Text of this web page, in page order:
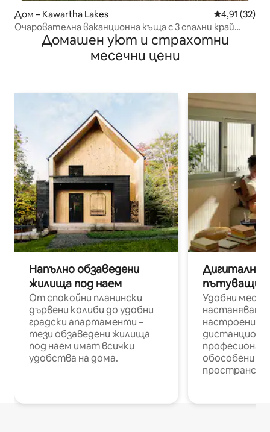
Дом – Kawartha Lakes Средна
4,91 (32)
Очарователна ваканционна къща с 3 спални край
езеро с басейн
Домашен уют и страхотни
месечни цени
Напълно обзаведени
жилища под наем
От спокойни планински
дървени колиби до удобни
градски апартаменти –
тези обзаведени жилища
под наем имат всички
удобства на дома.
Дигитални
пътуващи
Удобни
настаняване
настроени и
обособени